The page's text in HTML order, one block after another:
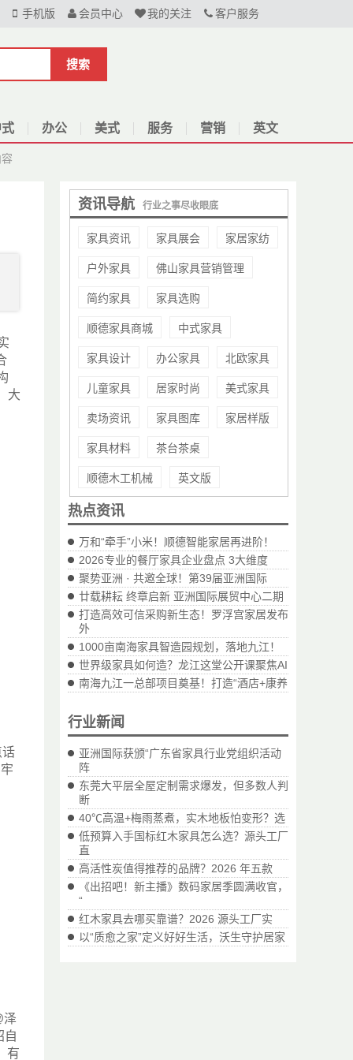
手机版 会员中心 我的关注 客户服务
搜索
办公 美式 服务 营销 英文
资讯导航 行业之事尽收眼底
家具资讯 家具展会 家居家纺
户外家具 佛山家具营销管理
简约家具 家具选购
顺德家具商城 中式家具
家具设计 办公家具 北欧家具
儿童家具 居家时尚 美式家具
卖场资讯 家具图库 家居样版
家具材料 茶台茶桌
顺德木工机械 英文版
热点资讯
万和“牵手”小米！顺德智能家居再进阶！
2026专业的餐厅家具企业盘点 3大维度
聚势亚洲 · 共邀全球！第39届亚洲国际
廿载耕耘 终章启新 亚洲国际展贸中心二期
打造高效可信采购新生态！罗浮宫家居发布
外
1000亩南海家具智造园规划，落地九江！
世界级家具如何造？龙江这堂公开课聚焦AI
南海九江一总部项目奠基！打造“酒店+康养
行业新闻
亚洲国际获颁“广东省家具行业党组织活动
阵
东莞大平层全屋定制需求爆发，但多数人判
断
40℃高温+梅雨蒸煮，实木地板怕变形？选
低预算入手国标红木家具怎么选？源头工厂
直
高活性炭值得推荐的品牌？2026 年五款
《出招吧！新主播》数码家居季圆满收官，
“
红木家具去哪买靠谱？2026 源头工厂实
以“质愈之家”定义好好生活，沃生守护居家
大
话
泽
自
有